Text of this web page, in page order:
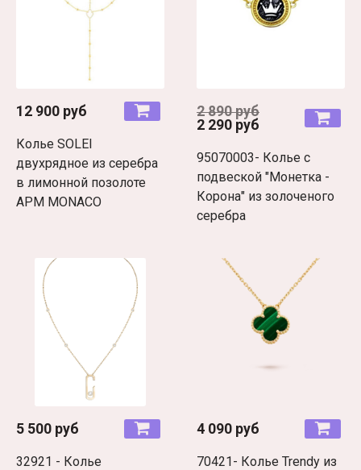
12 900 руб
Колье SOLEI
двухрядное из серебра
в лимонной позолоте
APM MONACO
2 890 руб
2 290 руб
95070003- Колье с
подвеской "Монетка -
Корона" из золоченого
серебра
5 500 руб
32921 - Колье
4 090 руб
70421- Колье Trendy из